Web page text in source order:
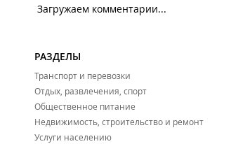
Загружаем комментарии...
РАЗДЕЛЫ
Транспорт и перевозки
Отдых, развлечения, спорт
Общественное питание
Недвижимость, строительство и ремонт
Услуги населению